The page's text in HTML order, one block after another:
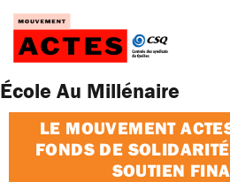
Passer
contenu
École Au Millénaire
LE MOUVEMENT
FONDS DE
SOUTIEN